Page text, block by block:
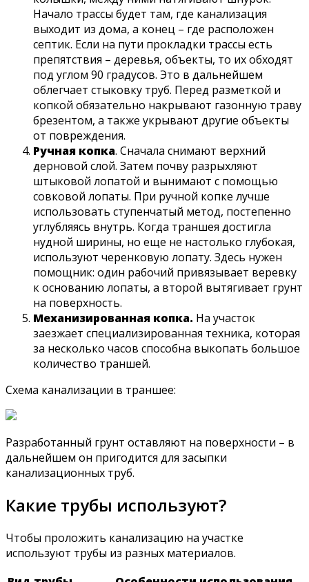
Начало трассы будет там, где канализация
выходит из дома, а конец – где расположен
септик. Если на пути прокладки трассы есть
препятствия – деревья, объекты, то их обходят
под углом 90 градусов. Это в дальнейшем
облегчает стыковку труб. Перед разметкой и
копкой обязательно накрывают газонную траву
брезентом, а также укрывают другие объекты
от повреждения.
Ручная копка. Сначала снимают верхний
дерновой слой. Затем почву разрыхляют
штыковой лопатой и вынимают с помощью
совковой лопаты. При ручной копке лучше
использовать ступенчатый метод, постепенно
углубляясь внутрь. Когда траншея достигла
нудной ширины, но еще не настолько глубокая,
используют черенковую лопату. Здесь нужен
помощник: один рабочий привязывает веревку
к основанию лопаты, а второй вытягивает грунт
на поверхность.
Механизированная копка. На участок
заезжает специализированная техника, которая
за несколько часов способна выкопать большое
количество траншей.
Схема канализации в траншее:
Разработанный грунт оставляют на поверхности – в
дальнейшем он пригодится для засыпки
канализационных труб.
Какие трубы используют?
Чтобы проложить канализацию на участке
используют трубы из разных материалов.